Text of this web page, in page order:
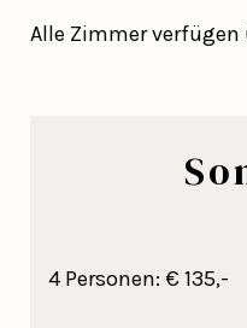
Alle Zimmer verfügen
4 Personen: € 135,-